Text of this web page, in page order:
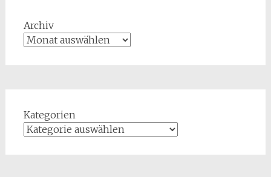
Archiv
Kategorien